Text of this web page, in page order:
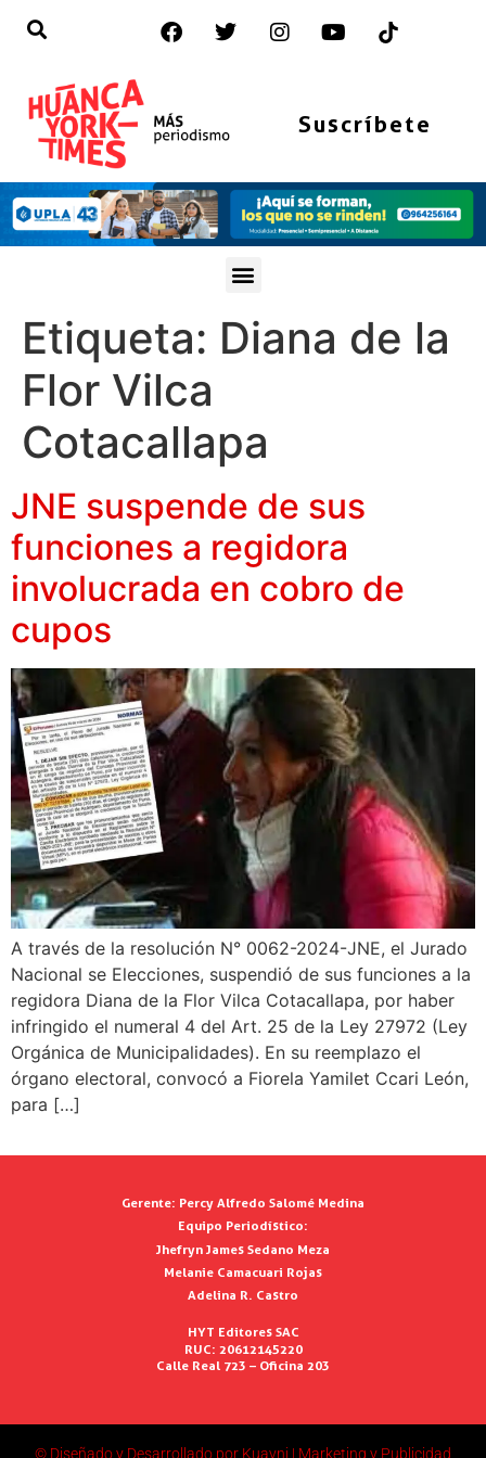
Suscríbete
Etiqueta: Diana de la
Flor Vilca
Cotacallapa
JNE suspende de sus
funciones a regidora
involucrada en cobro de
cupos
A través de la resolución N° 0062-2024-JNE, el Jurado
Nacional se Elecciones, suspendió de sus funciones a la
regidora Diana de la Flor Vilca Cotacallapa, por haber
infringido el numeral 4 del Art. 25 de la Ley 27972 (Ley
Orgánica de Municipalidades). En su reemplazo el
órgano electoral, convocó a Fiorela Yamilet Ccari León,
para […]
Gerente: Percy Alfredo Salomé Medina
Equipo Periodístico:
Jhefryn James Sedano Meza
Melanie Camacuari Rojas
Adelina R. Castro
HYT Editores SAC
RUC: 20612145220
Calle Real 723 – Oficina 203
© Diseñado y Desarrollado por Kuayni | Marketing y Publicidad